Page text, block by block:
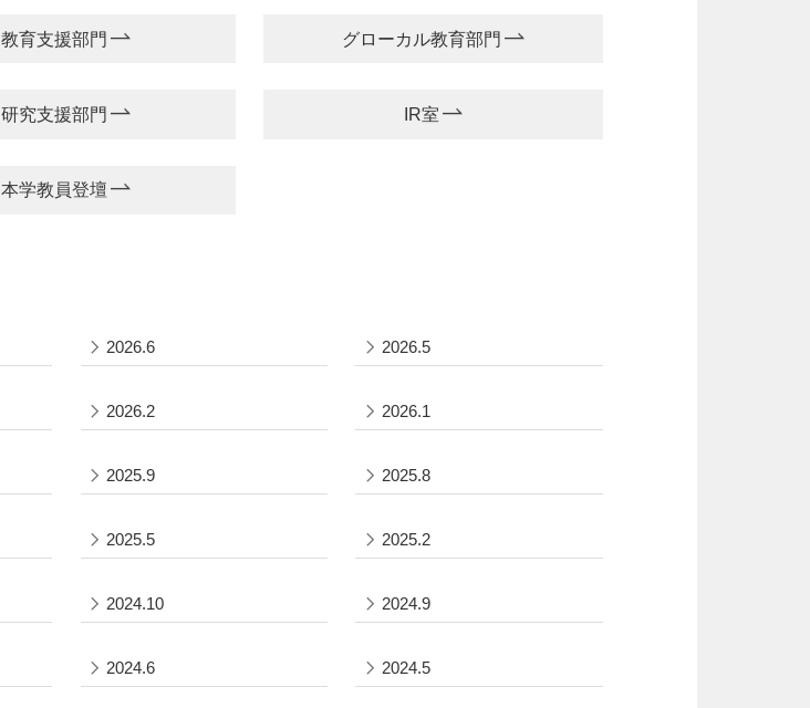
教育支援部門 グローカル教育部門
研究支援部門 IR室
本学教員登壇
2026.6 2026.5
2026.2 2026.1
2025.9 2025.8
2025.5 2025.2
2024.10 2024.9
2024.6 2024.5